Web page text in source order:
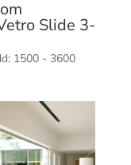
Slide 3-
1500 - 3600